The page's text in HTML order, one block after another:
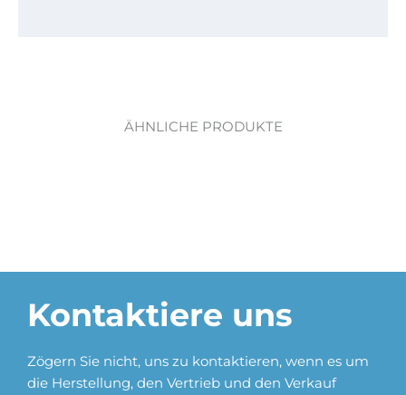
ÄHNLICHE PRODUKTE
Kontaktiere uns
Zögern Sie nicht, uns zu kontaktieren, wenn es um
die Herstellung, den Vertrieb und den Verkauf